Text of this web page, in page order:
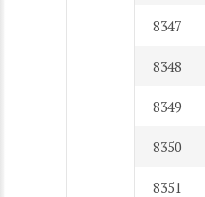
8347
8348
8349
8350
8351